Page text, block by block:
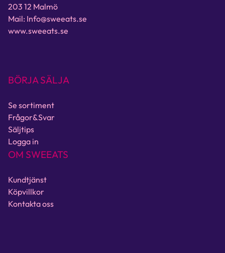
203 12 Malmö
Mail: Info@sweeats.se
www.sweeats.se
BÖRJA SÄLJA
Se sortiment
Frågor&Svar
Säljtips
Logga in
OM SWEEATS
Kundtjänst
Köpvillkor
Kontakta oss